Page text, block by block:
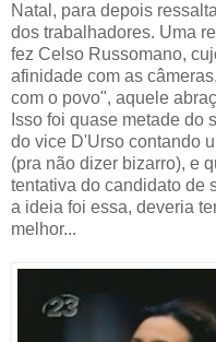
Natal, para depois
dos trabalhadores. Uma
fez Celso Russomano,
afinidade com as
com o povo", aquele
Isso foi quase metade do
do vice D'Urso contando
(pra não dizer bizarro), e
tentativa do candidato de
a ideia foi essa, deveria
melhor...